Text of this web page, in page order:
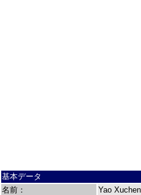
基本データ
名前：
Yao Xuchen